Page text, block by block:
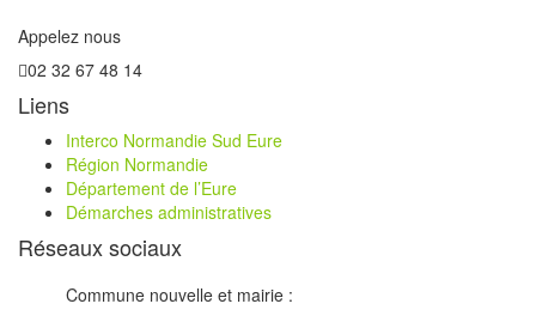
Appelez nous
02 32 67 48 14
Liens
Interco Normandie Sud Eure
Région Normandie
Département de l’Eure
Démarches administratives
Réseaux sociaux
Commune nouvelle et mairie :